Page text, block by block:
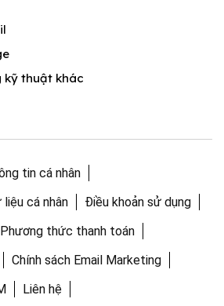
kỹ thuật khác
tin cá nhân
cá nhân
Điều khoản sử dụng
Phương thức thanh toán
Chính sách Email Marketing
Liên hệ